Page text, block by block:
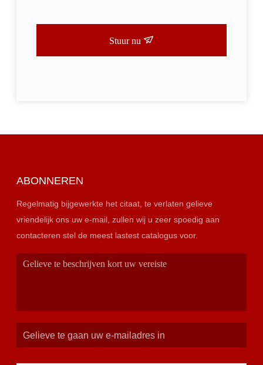
Stuur nu
ABONNEREN
Regelmatig bijgewerkte het citaat, te verlaten gelieve
vriendelijk ons uw e-mail, zullen wij u zeer spoedig aan
contacteren stel de meest lastest catalogus voor.